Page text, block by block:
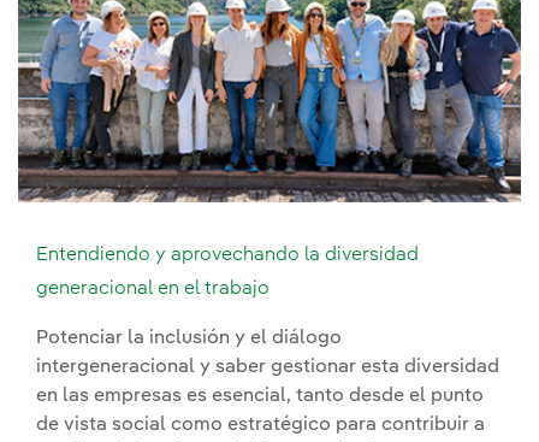
Entendiendo y aprovechando la diversidad
generacional en el trabajo
Potenciar la inclusión y el diálogo
intergeneracional y saber gestionar esta diversidad
en las empresas es esencial, tanto desde el punto
de vista social como estratégico para contribuir a